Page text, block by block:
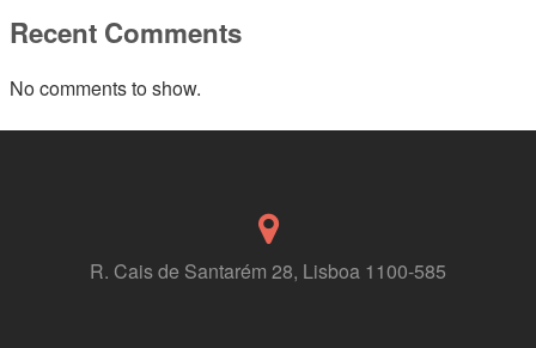
Recent Comments
No comments to show.
R. Cais de Santarém 28, Lisboa 1100-585